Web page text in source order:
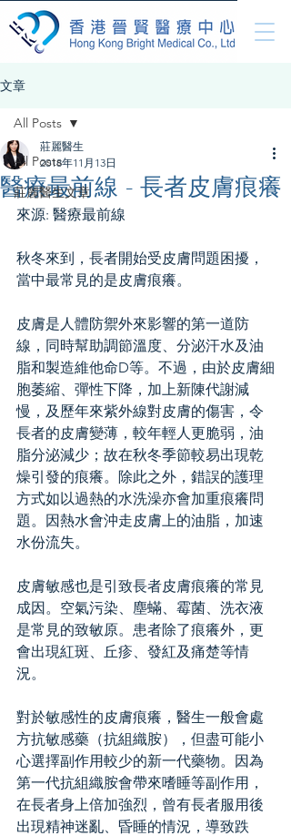
文章
All Posts
莊麗醫生文章
All Posts
醫療最前線 - 長者皮膚痕癢
莊麗醫生
2018年11月13日
來源: 醫療最前線
秋冬來到，長者開始受皮膚問題困擾，
當中最常見的是皮膚痕癢。
皮膚是人體防禦外來影響的第一道防
線，同時幫助調節溫度、分泌汗水及油
脂和製造維他命D等。不過，由於皮膚細
胞萎縮、彈性下降，加上新陳代謝減
慢，及歷年來紫外線對皮膚的傷害，令
長者的皮膚變薄，較年輕人更脆弱，油
脂分泌減少；故在秋冬季節較易出現乾
燥引發的痕癢。除此之外，錯誤的護理
方式如以過熱的水洗澡亦會加重痕癢問
題。因熱水會沖走皮膚上的油脂，加速
水份流失。
皮膚敏感也是引致長者皮膚痕癢的常見
成因。空氣污染、塵蟎、霉菌、洗衣液
是常見的致敏原。患者除了痕癢外，更
會出現紅斑、丘疹、發紅及痛楚等情
況。
對於敏感性的皮膚痕癢，醫生一般會處
方抗敏感藥（抗組織胺），但盡可能小
心選擇副作用較少的新一代藥物。因為
第一代抗組織胺會帶來嗜睡等副作用，
在長者身上倍加強烈，曾有長者服用後
出現精神迷亂、昏睡的情況，導致跌